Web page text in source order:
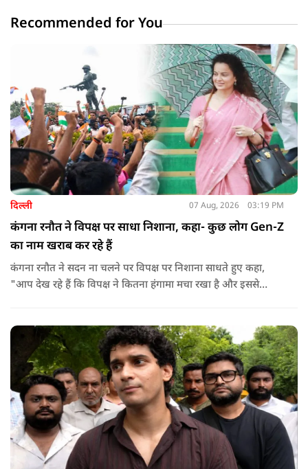
Recommended for You
दिल्ली 07 Aug, 2026 03:19 PM
कंगना रनौत ने विपक्ष पर साधा निशाना, कहा- कुछ लोग Gen-Z
का नाम खराब कर रहे हैं
कंगना रनौत ने सदन ना चलने पर विपक्ष पर निशाना साधते हुए कहा,
"आप देख रहे हैं कि विपक्ष ने कितना हंगामा मचा रखा है और इससे
देश के सामने साफ हो रही है. और जब हारते हैं, तो रोना रोते हैं."